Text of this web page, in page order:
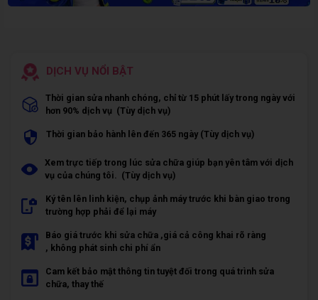
DỊCH VỤ NỔI BẬT
Thời gian sửa nhanh chóng, chỉ từ 15 phút lấy trong ngày với
hơn 90% dịch vụ (Tùy dịch vụ)
Thời gian bảo hành lên đến 365 ngày (Tùy dịch vụ)
Xem trực tiếp trong lúc sửa chữa giúp bạn yên tâm với dịch
vụ của chúng tôi. (Tùy dịch vụ)
Ký tên lên linh kiện, chụp ảnh máy trước khi bàn giao trong
trường hợp phải để lại máy
Báo giá trước khi sửa chữa ,giá cả công khai rõ ràng
, không phát sinh chi phí ẩn
Cam kết bảo mật thông tin tuyệt đối trong quá trình sửa
chữa, thay thế